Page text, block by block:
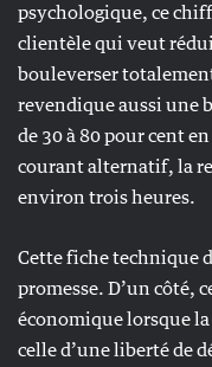
psychologique, ce
clientèle qui veut
bouleverser
revendique aussi une
de 30 à 80 pour cent
courant alternatif, la
environ trois heures.
Cette fiche technique
promesse. D’un côté,
économique lorsque la
celle d’une liberté de